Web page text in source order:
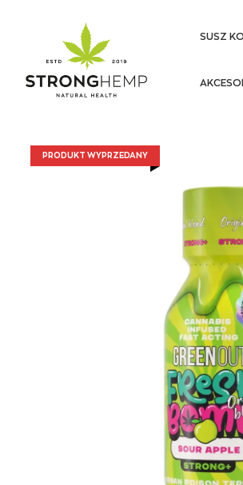
do
do
SUSZ
PRODUKT WYPRZEDANY